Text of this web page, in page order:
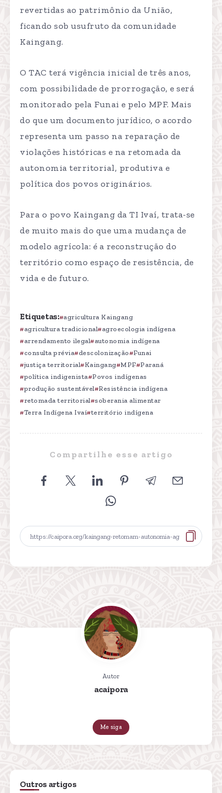
revertidas ao patrimônio da União,
ficando sob usufruto da comunidade
Kaingang.
O TAC terá vigência inicial de três anos,
com possibilidade de prorrogação, e será
monitorado pela Funai e pelo MPF. Mais
do que um documento jurídico, o acordo
representa um passo na reparação de
violações históricas e na retomada da
autonomia territorial, produtiva e
política dos povos originários.
Para o povo Kaingang da TI Ivaí, trata-se
de muito mais do que uma mudança de
modelo agrícola: é a reconstrução do
território como espaço de resistência, de
vida e de futuro.
Etiquetas: agricultura Kaingang
agricultura tradicional
agroecologia indígena
arrendamento ilegal
autonomia indígena
consulta prévia
descolonização
Funai
justiça territorial
Kaingang MPF
Paraná
política indigenista
Povos indígenas
produção sustentável
Resistência indígena
retomada territorial
soberania alimentar
Terra Indígena Ivaí território indígena
Compartilhe esse artigo
Autor
acaipora
Me siga
Outros artigos